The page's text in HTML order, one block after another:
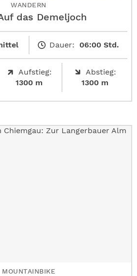
WANDERN
das Demeljoch
Dauer: 06:00 Std.
Aufstieg:
1300 m
Abstieg:
1300 m
MOUNTAINBIKE